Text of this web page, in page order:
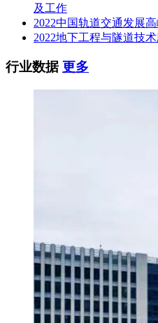
2.4 标段划分
1个标段。
2.5 服务期限
三年(36个月)。
投标人应为在中华人民共和国
格和一般纳税人资格，且有能
3.2 财务要求
投标人具有良好的商业信誉，
结、接管和破产状态。
及工作
2022中国轨道交通发展
2022地下工程与隧道技
行业数据更多